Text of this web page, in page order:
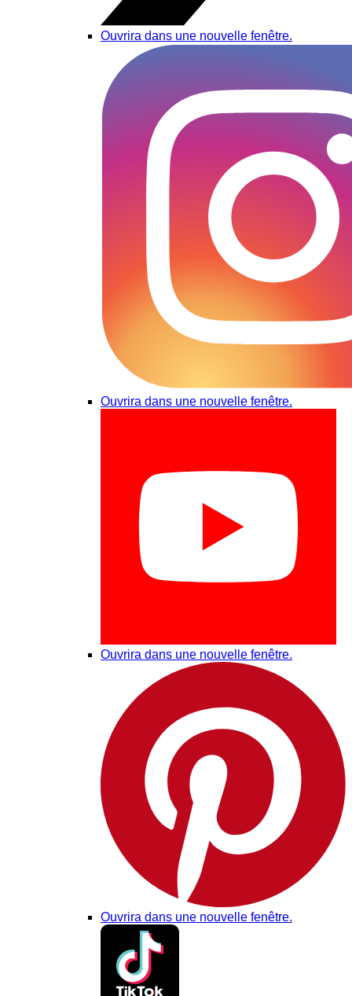
Ouvrira dans une nouvelle fenêtre.
Ouvrira dans une nouvelle fenêtre.
Ouvrira dans une nouvelle fenêtre.
Ouvrira dans une nouvelle fenêtre.